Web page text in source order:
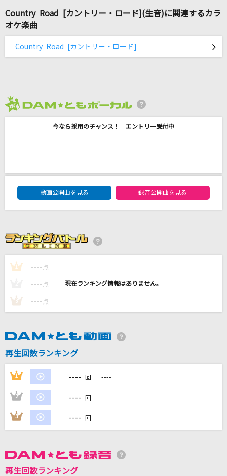
アスノヨゾラ哨戒班
Orangestar feat.IA
[生音]I Want You Back [帰ってほしいの]
マカロニえんぴつ
逆光のフリューゲル
[生音]桜
もっと見る
DAMに会員登録・ログインして
家族や友達と一緒に！練習にも！
Country Road [カントリー・ロード](生音)に関連するカラ
オケ楽曲
Country Road [カントリー・ロード]
今なら採用のチャンス！ エントリー受付中
DAM★ともボーカルエントリーランキング
動画公開曲を見る
録音公開曲を見る
1 ---- 点 ----
---- 点 ----
3 ---- 点 ----
再生回数ランキング
1 ---- 回 ----
2 ---- 回 ----
3 ---- 回 ----
再生回数ランキング